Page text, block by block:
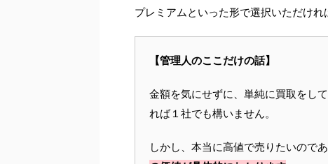
プレミアムといった形で選択いただけれ
【管理人のここだけの話】
金額を気にせずに、単純に買取をし
れば１社でも構いません。
しかし、本当に高値で売りたいのであ